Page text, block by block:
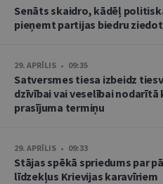
Senāts skaidro, kādēļ
pieņemt partijas biedru
29. APRĪLIS • 09:35
Satversmes tiesa izbeidz
dzīvībai vai veselībai
prasījuma termiņu
29. APRĪLIS • 09:33
Stājas spēkā spriedums par
līdzekļus Krievijas karavīriem